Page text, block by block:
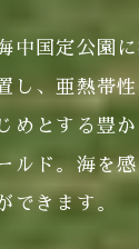
中国定公園
し、亜熱帯
めとする豊
ルド。海を
できます。